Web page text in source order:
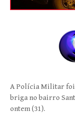
A Polícia Militar foi
briga no bairro
ontem (31).